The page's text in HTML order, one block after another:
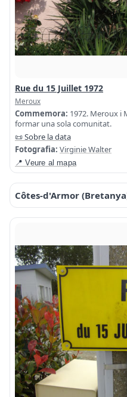
Rue du 15 Juillet 1972
Meroux
Commemora: 1972. Meroux i
formar una sola comunitat.
📜 Sobre la data
Fotografia: Virginie Walter
📍 Veure al mapa
Côtes-d'Armor